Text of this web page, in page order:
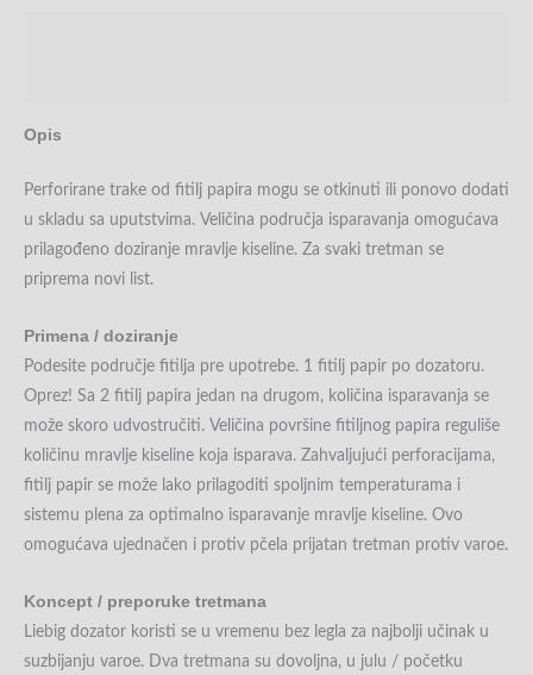
Opis
Perforirane trake od fitilj papira mogu se otkinuti ili ponovo dodati
u skladu sa uputstvima. Veličina područja isparavanja omogućava
prilagođeno doziranje mravlje kiseline. Za svaki tretman se
priprema novi list.
Primena / doziranje
Podesite područje fitilja pre upotrebe. 1 fitilj papir po dozatoru.
Oprez! Sa 2 fitilj papira jedan na drugom, količina isparavanja se
može skoro udvostručiti. Veličina površine fitiljnog papira reguliše
količinu mravlje kiseline koja isparava. Zahvaljujući perforacijama,
fitilj papir se može lako prilagoditi spoljnim temperaturama i
sistemu plena za optimalno isparavanje mravlje kiseline. Ovo
omogućava ujednačen i protiv pčela prijatan tretman protiv varoe.
Koncept / preporuke tretmana
Liebig dozator koristi se u vremenu bez legla za najbolji učinak u
suzbijanju varoe. Dva tretmana su dovoljna, u julu / početku